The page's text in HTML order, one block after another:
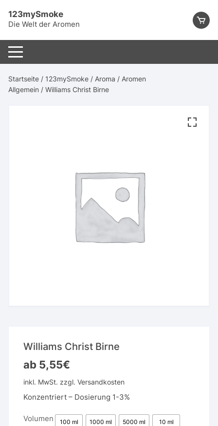
content
123mySmoke
Die Welt der Aromen
Startseite / 123mySmoke / Aroma / Aromen
Allgemein / Williams Christ Birne
Williams Christ Birne
ab 5,55€
inkl. MwSt. zzgl.Versandkosten
Konzentriert – Dosierung 1-3%
Volumen 100 ml 1000 ml 5000 ml 10 ml